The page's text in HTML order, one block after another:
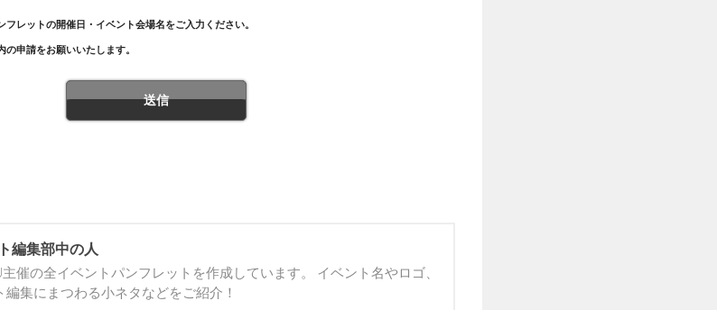
レットの開催日・イベント会場名をご入力ください。
申請をお願いいたします。
編集部中の人
主催の全イベントパンフレットを作成しています。 イベント名やロゴ、
編集にまつわる小ネタなどをご紹介！